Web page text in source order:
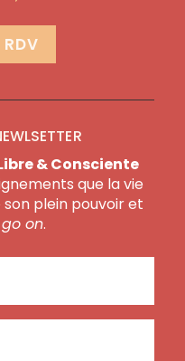
RDV
& Consciente
que la vie
plein pouvoir et
on.